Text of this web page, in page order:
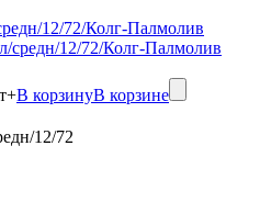
12/72/Колг-Палмолив
+В корзинуВ корзине
12/72